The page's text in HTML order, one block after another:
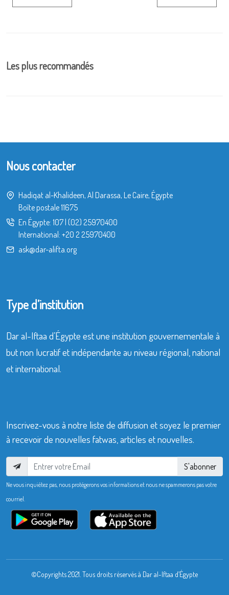
Les plus recommandés
Nous contacter
Hadiqat al-Khalideen, Al Darassa, Le Caire, Égypte
Boîte postale 11675
En Égypte: 107| (02) 25970400
International: +20 2 25970400
ask@dar-alifta.org
Type d’institution
Dar al-Iftaa d’Égypte est une institution gouvernementale à
but non lucratif et indépendante au niveau régional, national
et international.
Inscrivez-vous à notre liste de diffusion et soyez le premier
à recevoir de nouvelles fatwas, articles et nouvelles.
S'abonner
Ne vous inquiétez pas, nous protégerons vos informations et nous ne spammerons pas votre
courriel.
©Copyrights 2021. Tous droits réservés à Dar al-Iftaa d’Égypte